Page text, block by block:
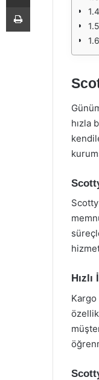
hızla